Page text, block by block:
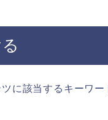
に該当するキーワ